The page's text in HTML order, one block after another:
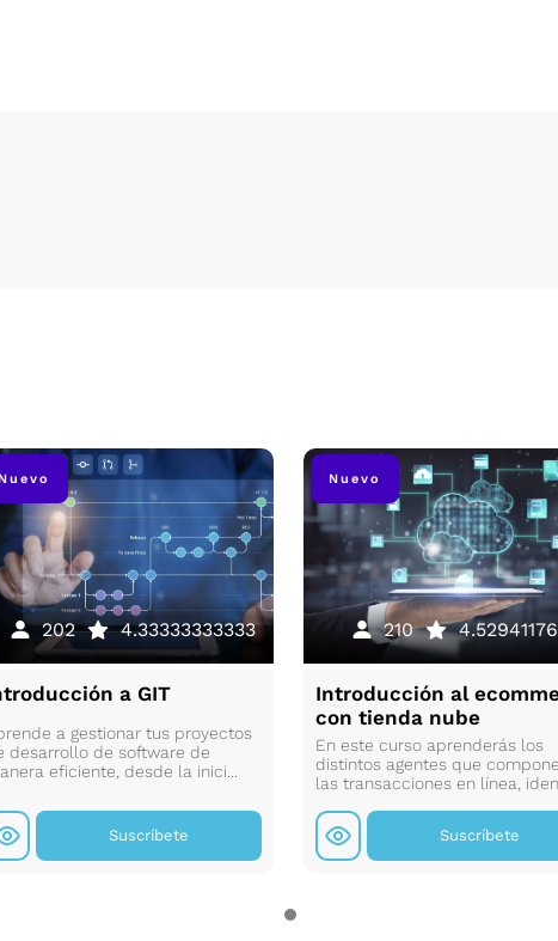
Proceso
Nuevo
202 4.33333333333
a GIT
a gestionar tus proyectos
desarrollo de software de
eficiente, desde la inici...
Suscríbete
Nuevo
210
Introducción al
con tienda nube
En este curso aprenderás los
distintos agentes que
las transacciones en línea,
Suscríbete